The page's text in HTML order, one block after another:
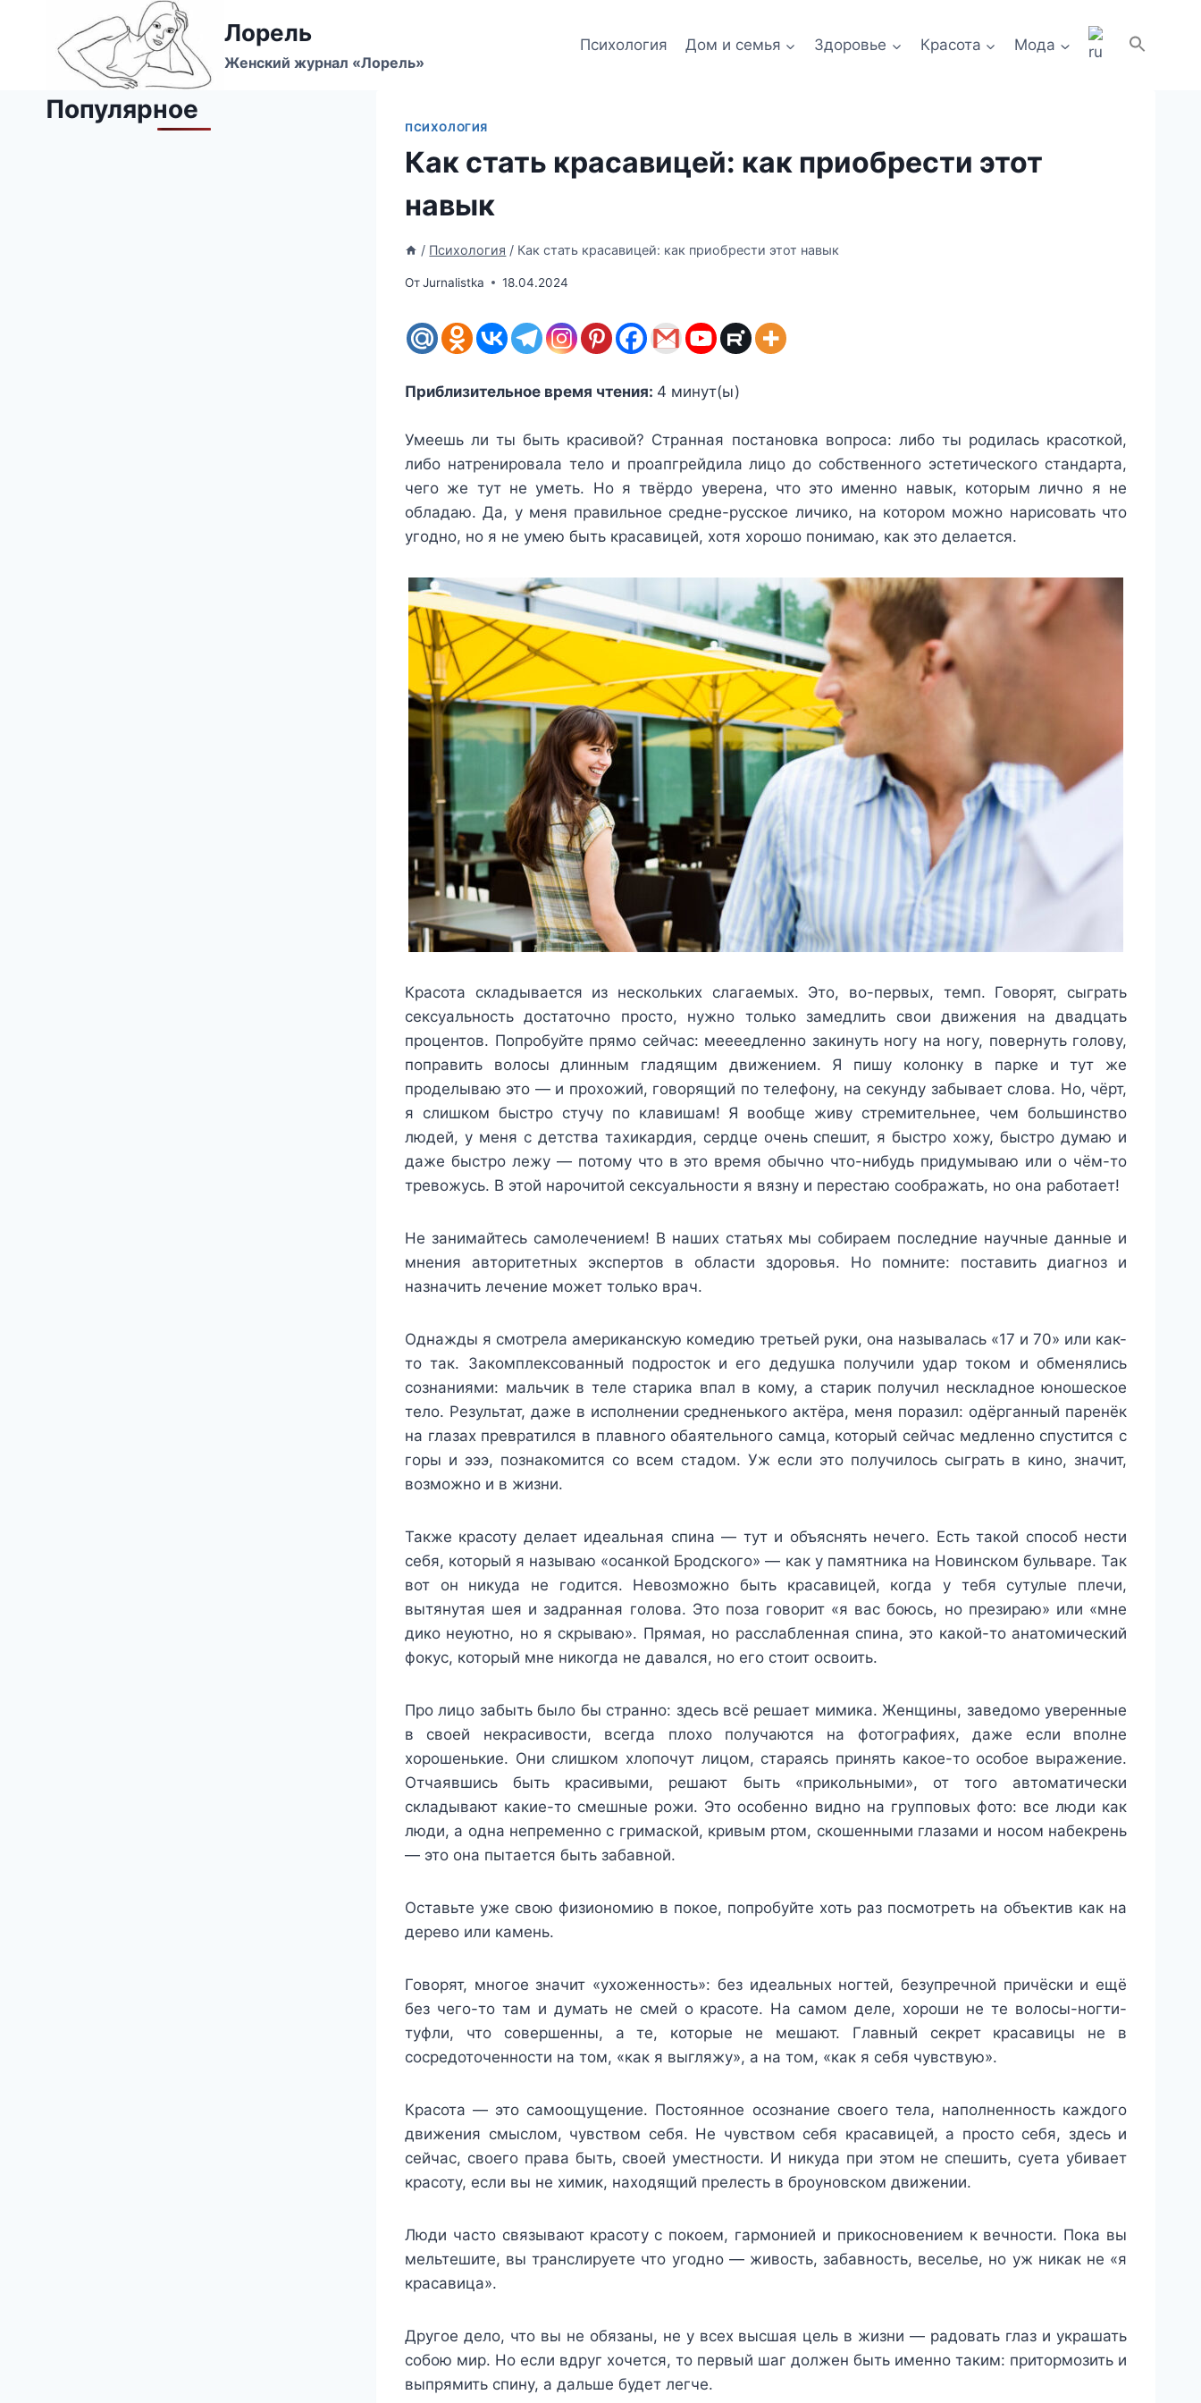
содержимому
Лорель
Женский журнал «Лорель»
Психология Дом и семья Здоровье Красота Мода
ПСИХОЛОГИЯ
Как стать красавицей: как приобрести этот
навык
/ Психология / Как стать красавицей: как приобрести этот навык
ОтJurnalistka 18.04.2024
Приблизительное время чтения: 4 минут(ы)
Умеешь ли ты быть красивой? Странная постановка вопроса: либо ты родилась красоткой,
либо натренировала тело и проапгрейдила лицо до собственного эстетического стандарта,
чего же тут не уметь. Но я твёрдо уверена, что это именно навык, которым лично я не
обладаю. Да, у меня правильное средне-русское личико, на котором можно нарисовать что
угодно, но я не умею быть красавицей, хотя хорошо понимаю, как это делается.
Красота складывается из нескольких слагаемых. Это, во-первых, темп. Говорят, сыграть
сексуальность достаточно просто, нужно только замедлить свои движения на двадцать
процентов. Попробуйте прямо сейчас: меееедленно закинуть ногу на ногу, повернуть голову,
поправить волосы длинным гладящим движением. Я пишу колонку в парке и тут же
проделываю это — и прохожий, говорящий по телефону, на секунду забывает слова. Но, чёрт,
я слишком быстро стучу по клавишам! Я вообще живу стремительнее, чем большинство
людей, у меня с детства тахикардия, сердце очень спешит, я быстро хожу, быстро думаю и
даже быстро лежу — потому что в это время обычно что-нибудь придумываю или о чём-то
тревожусь. В этой нарочитой сексуальности я вязну и перестаю соображать, но она работает!
Не занимайтесь самолечением! В наших статьях мы собираем последние научные данные и
мнения авторитетных экспертов в области здоровья. Но помните: поставить диагноз и
назначить лечение может только врач.
Однажды я смотрела американскую комедию третьей руки, она называлась «17 и 70» или как-
то так. Закомплексованный подросток и его дедушка получили удар током и обменялись
сознаниями: мальчик в теле старика впал в кому, а старик получил нескладное юношеское
тело. Результат, даже в исполнении средненького актёра, меня поразил: одёрганный паренёк
на глазах превратился в плавного обаятельного самца, который сейчас медленно спустится с
горы и эээ, познакомится со всем стадом. Уж если это получилось сыграть в кино, значит,
возможно и в жизни.
Также красоту делает идеальная спина — тут и объяснять нечего. Есть такой способ нести
себя, который я называю «осанкой Бродского» — как у памятника на Новинском бульваре. Так
вот он никуда не годится. Невозможно быть красавицей, когда у тебя сутулые плечи,
вытянутая шея и задранная голова. Это поза говорит «я вас боюсь, но презираю» или «мне
дико неуютно, но я скрываю». Прямая, но расслабленная спина, это какой-то анатомический
фокус, который мне никогда не давался, но его стоит освоить.
Про лицо забыть было бы странно: здесь всё решает мимика. Женщины, заведомо уверенные
в своей некрасивости, всегда плохо получаются на фотографиях, даже если вполне
хорошенькие. Они слишком хлопочут лицом, стараясь принять какое-то особое выражение.
Отчаявшись быть красивыми, решают быть «прикольными», от того автоматически
складывают какие-то смешные рожи. Это особенно видно на групповых фото: все люди как
люди, а одна непременно с гримаской, кривым ртом, скошенными глазами и носом набекрень
— это она пытается быть забавной.
Оставьте уже свою физиономию в покое, попробуйте хоть раз посмотреть на объектив как на
дерево или камень.
Говорят, многое значит «ухоженность»: без идеальных ногтей, безупречной причёски и ещё
без чего-то там и думать не смей о красоте. На самом деле, хороши не те волосы-ногти-
туфли, что совершенны, а те, которые не мешают. Главный секрет красавицы не в
сосредоточенности на том, «как я выгляжу», а на том, «как я себя чувствую».
Красота — это самоощущение. Постоянное осознание своего тела, наполненность каждого
движения смыслом, чувством себя. Не чувством себя красавицей, а просто себя, здесь и
сейчас, своего права быть, своей уместности. И никуда при этом не спешить, суета убивает
красоту, если вы не химик, находящий прелесть в броуновском движении.
Люди часто связывают красоту с покоем, гармонией и прикосновением к вечности. Пока вы
мельтешите, вы транслируете что угодно — живость, забавность, веселье, но уж никак не «я
красавица».
Другое дело, что вы не обязаны, не у всех высшая цель в жизни — радовать глаз и украшать
собою мир. Но если вдруг хочется, то первый шаг должен быть именно таким: притормозить и
выпрямить спину, а дальше будет легче.
Популярное